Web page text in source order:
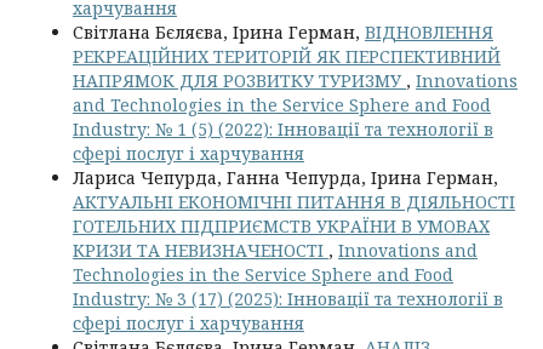
харчування
Світлана Бєляєва, Ірина Герман, ВІДНОВЛЕННЯ
РЕКРЕАЦІЙНИХ ТЕРИТОРІЙ ЯК ПЕРСПЕКТИВНИЙ
НАПРЯМОК ДЛЯ РОЗВИТКУ ТУРИЗМУ , Innovations
and Technologies in the Service Sphere and Food
Industry: № 1 (5) (2022): Інновації та технології в
сфері послуг і харчування
Лариса Чепурда, Ганна Чепурда, Ірина Герман,
АКТУАЛЬНІ ЕКОНОМІЧНІ ПИТАННЯ В ДІЯЛЬНОСТІ
ГОТЕЛЬНИХ ПІДПРИЄМСТВ УКРАЇНИ В УМОВАХ
КРИЗИ ТА НЕВИЗНАЧЕНОСТІ , Innovations and
Technologies in the Service Sphere and Food
Industry: № 3 (17) (2025): Інновації та технології в
сфері послуг і харчування